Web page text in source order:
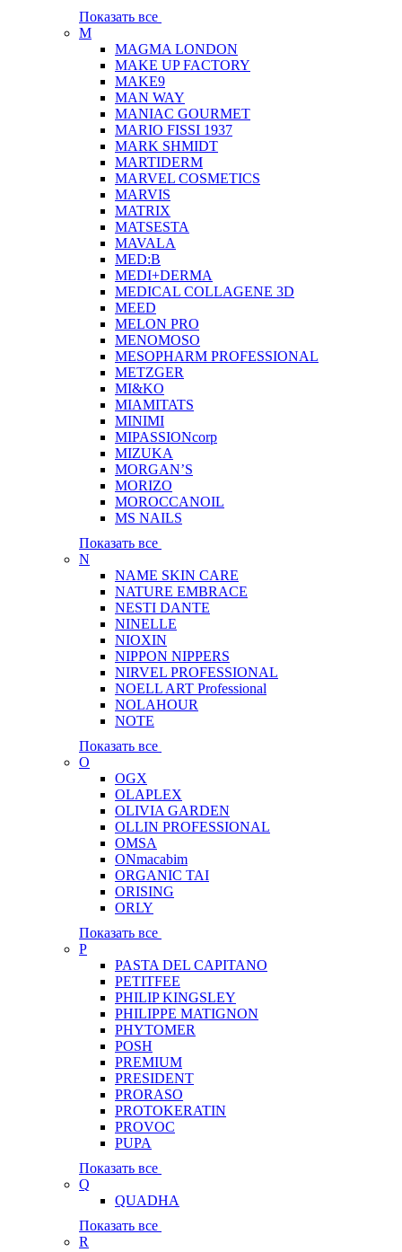
Показать все
M
MAGMA LONDON
MAKE UP FACTORY
MAKE9
MAN WAY
MANIAC GOURMET
MARIO FISSI 1937
MARK SHMIDT
MARTIDERM
MARVEL COSMETICS
MARVIS
MATRIX
MATSESTA
MAVALA
MED:B
MEDI+DERMA
MEDICAL COLLAGENE 3D
MEED
MELON PRO
MENOMOSO
MESOPHARM PROFESSIONAL
METZGER
MI&KO
MIAMITATS
MINIMI
MIPASSIONcorp
MIZUKA
MORGAN’S
MORIZO
MOROCCANOIL
MS NAILS
Показать все
N
NAME SKIN CARE
NATURE EMBRACE
NESTI DANTE
NINELLE
NIOXIN
NIPPON NIPPERS
NIRVEL PROFESSIONAL
NOELL ART Professional
NOLAHOUR
NOTE
Показать все
O
OGX
OLAPLEX
OLIVIA GARDEN
OLLIN PROFESSIONAL
OMSA
ONmacabim
ORGANIC TAI
ORISING
ORLY
Показать все
P
PASTA DEL CAPITANO
PETITFEE
PHILIP KINGSLEY
PHILIPPE MATIGNON
PHYTOMER
POSH
PREMIUM
PRESIDENT
PRORASO
PROTOKERATIN
PROVOC
PUPA
Показать все
Q
QUADHA
Показать все
R